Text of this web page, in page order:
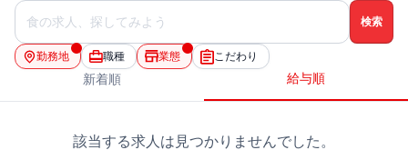
勤務地 職種 業態 こだわり
新着順 給与順
該当する求人は見つかりませんでした。